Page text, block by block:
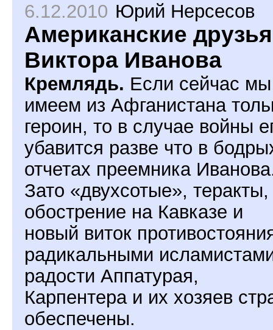
6.12.2010 Юрий Нерсесов
Американские друзья
Виктора Иванова
Кремлядь. Если сейчас мы
имеем из Афганистана
героин, то в случае войны
убавится разве что в
отчетах преемника
Зато «двухсотые», теракты,
обострение на Кавказе и
новый виток
радикальными
радости Аппатурая,
Карпентера и их хозяев
обеспечены.